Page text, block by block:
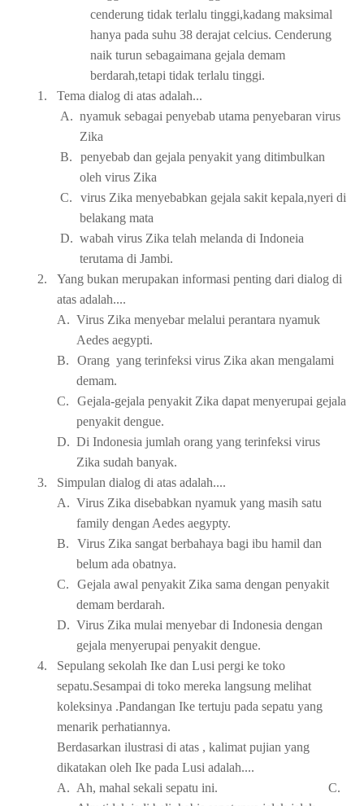
cenderung tidak terlalu tinggi,kadang maksimal
hanya pada suhu 38 derajat celcius. Cenderung
naik turun sebagaimana gejala demam
berdarah,tetapi tidak terlalu tinggi.
1.
Tema dialog di atas adalah...
A. nyamuk sebagai penyebab utama penyebaran virus
Zika
B.
penyebab dan gejala penyakit yang ditimbulkan
oleh virus Zika
C.
virus Zika menyebabkan gejala sakit kepala,nyeri di
belakang mata
D. wabah virus Zika telah melanda di Indoneia
terutama di Jambi.
2.
Yang bukan merupakan informasi penting dari dialog di
atas adalah....
A. Virus Zika menyebar melalui perantara nyamuk
Aedes aegypti.
B.
Orang yang terinfeksi virus Zika akan mengalami
demam.
C.
Gejala-gejala penyakit Zika dapat menyerupai gejala
penyakit dengue.
D. Di Indonesia jumlah orang yang terinfeksi virus
Zika sudah banyak.
3.
Simpulan dialog di atas adalah....
A. Virus Zika disebabkan nyamuk yang masih satu
family dengan Aedes aegypty.
B.
Virus Zika sangat berbahaya bagi ibu hamil dan
belum ada obatnya.
C.
Gejala awal penyakit Zika sama dengan penyakit
demam berdarah.
D. Virus Zika mulai menyebar di Indonesia dengan
gejala menyerupai penyakit dengue.
4.
Sepulang sekolah Ike dan Lusi pergi ke toko
sepatu.Sesampai di toko mereka langsung melihat
koleksinya .Pandangan Ike tertuju pada sepatu yang
menarik perhatiannya.
Berdasarkan ilustrasi di atas , kalimat pujian yang
dikatakan oleh Ike pada Lusi adalah....
A. Ah, mahal sekali sepatu ini. C.